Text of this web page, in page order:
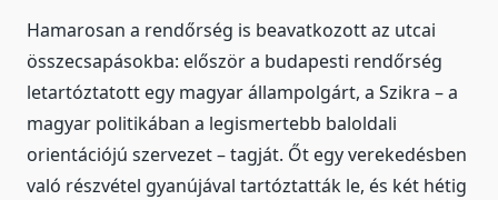
Hamarosan a rendőrség is beavatkozott az utcai
összecsapásokba: először a budapesti rendőrség
letartóztatott egy magyar állampolgárt, a Szikra – a
magyar politikában a legismertebb baloldali
orientációjú szervezet – tagját. Őt egy verekedésben
való részvétel gyanújával tartóztatták le, és két hétig